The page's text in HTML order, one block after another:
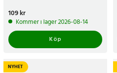
Pris:109 kr
109 kr
Kommer i lager 2026-08-14
Köp
NYHET